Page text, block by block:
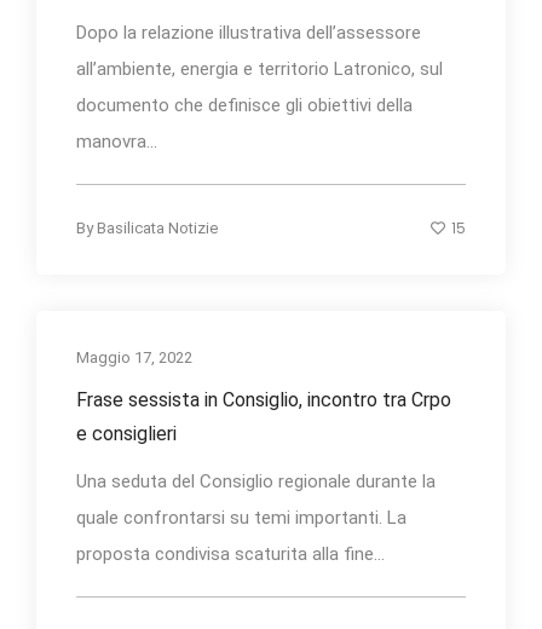
Dopo la relazione illustrativa dell’assessore
all’ambiente, energia e territorio Latronico, sul
documento che definisce gli obiettivi della
manovra...
By Basilicata Notizie 15
Maggio 17, 2022
Frase sessista in Consiglio, incontro tra Crpo
e consiglieri
Una seduta del Consiglio regionale durante la
quale confrontarsi su temi importanti. La
proposta condivisa scaturita alla fine...